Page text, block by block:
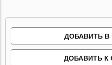
ДОБАВИТЬ В
ДОБАВИТЬ К